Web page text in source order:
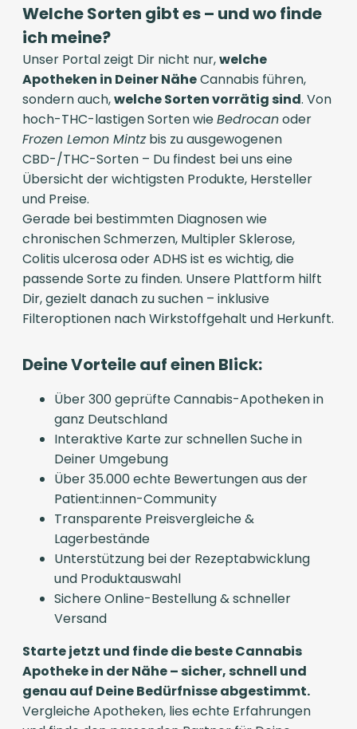
Welche Sorten gibt es – und wo finde
ich meine?
Unser Portal zeigt Dir nicht nur,welche
Apotheken in Deiner NäheCannabis führen,
sondern auch,welche Sorten vorrätig sind. Von
hoch-THC-lastigen Sorten wieBedrocanoder
Frozen Lemon Mintzbis zu ausgewogenen
CBD-/THC-Sorten – Du findest bei uns eine
Übersicht der wichtigsten Produkte, Hersteller
und Preise.
Gerade bei bestimmten Diagnosen wie
chronischen Schmerzen, Multipler Sklerose,
Colitis ulcerosa oder ADHS ist es wichtig, die
passende Sorte zu finden. Unsere Plattform hilft
Dir, gezielt danach zu suchen – inklusive
Filteroptionen nach Wirkstoffgehalt und Herkunft.
Deine Vorteile auf einen Blick:
Über 300 geprüfte Cannabis-Apotheken in
ganz Deutschland
Interaktive Karte zur schnellen Suche in
Deiner Umgebung
Über 35.000 echte Bewertungen aus der
Patient:innen-Community
Transparente Preisvergleiche &
Lagerbestände
Unterstützung bei der Rezeptabwicklung
und Produktauswahl
Sichere Online-Bestellung & schneller
Versand
Starte jetzt und finde die beste Cannabis
Apotheke in der Nähe – sicher, schnell und
genau auf Deine Bedürfnisse abgestimmt.
Vergleiche Apotheken, lies echte Erfahrungen